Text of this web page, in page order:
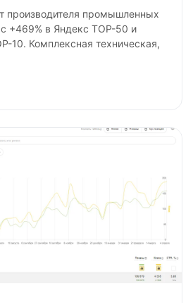
производителя промышленных
+469% в Яндекс TOP-50 и
10. Комплексная техническая,